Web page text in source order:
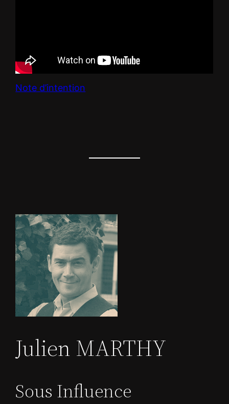
Note d’intention
Julien MARTHY
Sous Influence